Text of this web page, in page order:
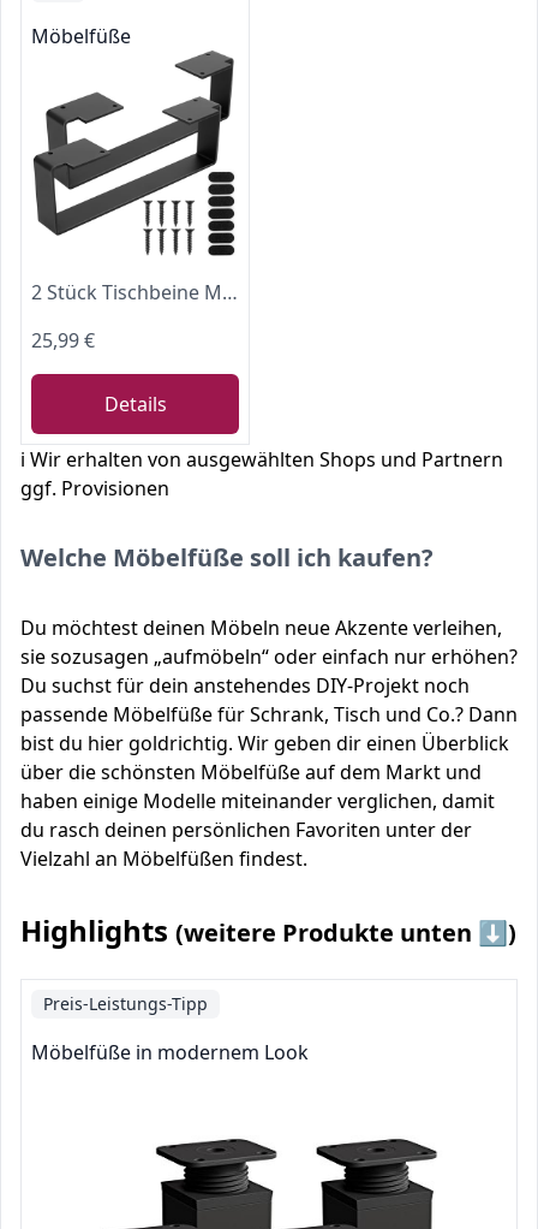
Möbelfüße
2 Stück Tischbeine Metall Schwarz, Möbelfüße Metall, Couchtisch Füße Möbelbeine, Couchtisch Gestell, Tischkufen Tischgestell für Schrankfüsse Schrankfüße Sofa Bett Sideboard füße(L29 × W5,5 × H 10 cm)
25,99 €
Details
ℹ️ Wir erhalten von ausgewählten Shops und Partnern
ggf. Provisionen
Welche Möbelfüße soll ich kaufen?
Du möchtest deinen Möbeln neue Akzente verleihen,
sie sozusagen „aufmöbeln“ oder einfach nur erhöhen?
Du suchst für dein anstehendes DIY-Projekt noch
passende Möbelfüße für Schrank, Tisch und Co.? Dann
bist du hier goldrichtig. Wir geben dir einen Überblick
über die schönsten Möbelfüße auf dem Markt und
haben einige Modelle miteinander verglichen, damit
du rasch deinen persönlichen Favoriten unter der
Vielzahl an Möbelfüßen findest.
Highlights (weitere Produkte unten ⬇️)
Preis-Leistungs-Tipp
Möbelfüße in modernem Look